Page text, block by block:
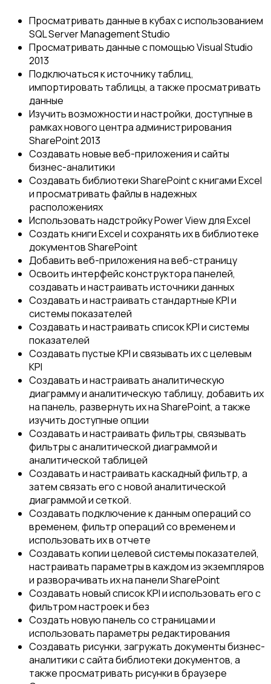
Просматривать данные в кубах с использованием
SQL Server Management Studio
Просматривать данные с помощью Visual Studio
2013
Подключаться к источнику таблиц,
импортировать таблицы, а также просматривать
данные
Изучить возможности и настройки, доступные в
рамках нового центра администрирования
SharePoint 2013
Создавать новые веб-приложения и сайты
бизнес-аналитики
Создавать библиотеки SharePoint с книгами Excel
и просматривать файлы в надежных
расположениях
Использовать надстройку Power View для Excel
Создать книги Excel и сохранять их в библиотеке
документов SharePoint
Добавить веб-приложения на веб-страницу
Освоить интерфейс конструктора панелей,
создавать и настраивать источники данных
Создавать и настраивать стандартные KPI и
системы показателей
Создавать и настраивать список KPI и системы
показателей
Создавать пустые KPI и связывать их с целевым
KPI
Создавать и настраивать аналитическую
диаграмму и аналитическую таблицу, добавить их
на панель, развернуть их на SharePoint, а также
изучить доступные опции
Создавать и настраивать фильтры, связывать
фильтры с аналитической диаграммой и
аналитической таблицей
Создавать и настраивать каскадный фильтр, а
затем связать его с новой аналитической
диаграммой и сеткой.
Создавать подключение к данным операций со
временем, фильтр операций со временем и
использовать их в отчете
Создавать копии целевой системы показателей,
настраивать параметры в каждом из экземпляров
и разворачивать их на панели SharePoint
Создавать новый список KPI и использовать его с
фильтром настроек и без
Создать новую панель со страницами и
использовать параметры редактирования
Создавать рисунки, загружать документы бизнес-
аналитики с сайта библиотеки документов, а
также просматривать рисунки в браузере